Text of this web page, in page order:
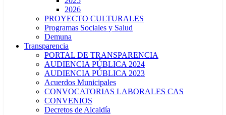
2026
PROYECTO CULTURALES
Programas Sociales y Salud
Demuna
Transparencia
PORTAL DE TRANSPARENCIA
AUDIENCIA PÚBLICA 2024
AUDIENCIA PÚBLICA 2023
Acuerdos Municipales
CONVOCATORIAS LABORALES CAS
CONVENIOS
Decretos de Alcaldía